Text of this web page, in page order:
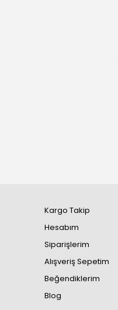
Kargo Takip
Hesabım
Siparişlerim
Alışveriş Sepetim
Beğendiklerim
Blog